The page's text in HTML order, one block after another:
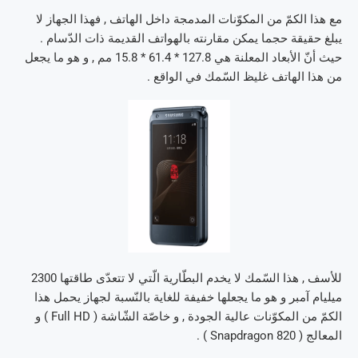
مع هذا الكمّ من المكوّنات المدمجة داخل الهاتف , فهذا الجهاز لا
يبلغ حقيقة حجما يمكن مقارنته بالهواتف القديمة ذات الدّسام .
حيث أنّ الأبعاد المعلنة هي 127.8 * 61.4 * 15.8 مم , و هو ما يجعل
من هذا الهاتف غليظ السّمك في الواقع .
للأسف , هذا السّمك لا يخدم البطّارية الّتي لا تتعدّى طاقتها 2300
ميليام آمبر و هو ما يجعلها خفيفة للغاية بالنّسبة لجهاز يحمل هذا
الكمّ من المكوّنات عالية الجودة , و خاصّة الشّاشة ( Full HD ) و
المعالج ( Snapdragon 820 ) .